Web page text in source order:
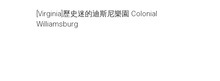
[Virginia]歷史迷的迪斯尼樂園 Colonial
Williamsburg